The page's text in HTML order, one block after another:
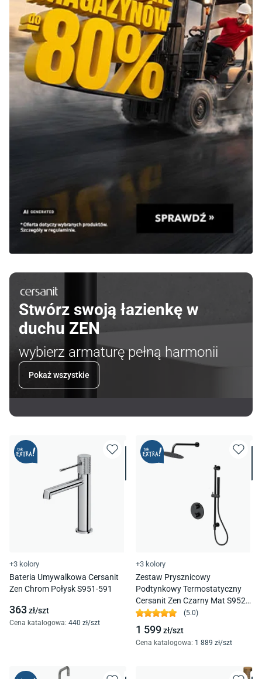
Stwórz swoją łazienkę w
duchu ZEN
wybierz armaturę pełną harmonii
Pokaż wszystkie
+3 kolory
Bateria Umywalkowa Cersanit
Zen Chrom Połysk S951-591
363zł/szt
Cena katalogowa: 440 zł/szt
+3 kolory
Zestaw Prysznicowy
Podtynkowy Termostatyczny
Cersanit Zen Czarny Mat S952-
033
(5.0)
1 599zł/szt
Cena katalogowa: 1 889 zł/szt